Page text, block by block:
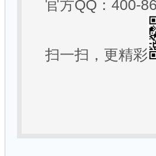
官方QQ ： 400-
扫一扫，更精彩